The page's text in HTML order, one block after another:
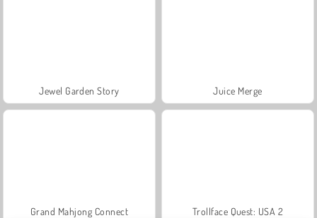
Jewel Garden Story Juice Merge
Grand Mahjong Connect Trollface Quest: USA 2